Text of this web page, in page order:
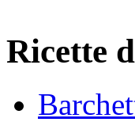
Ricette